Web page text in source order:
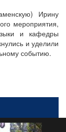
Ирину
мероприятия,
и кафедры
и уделили
событию.